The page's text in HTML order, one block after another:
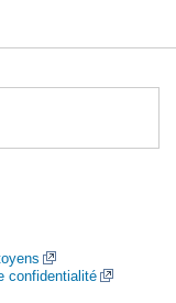
confidentialité